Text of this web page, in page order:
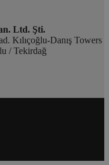
Ltd. Şti.
Kılıçoğlu-Danış Towers
/ Tekirdağ